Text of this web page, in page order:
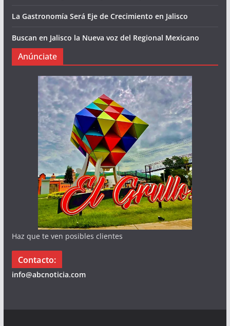
La Gastronomía Será Eje de Crecimiento en Jalisco
Buscan en Jalisco la Nueva voz del Regional Mexicano
Anúnciate
Haz que te ven posibles clientes
Contacto:
info@abcnoticia.com